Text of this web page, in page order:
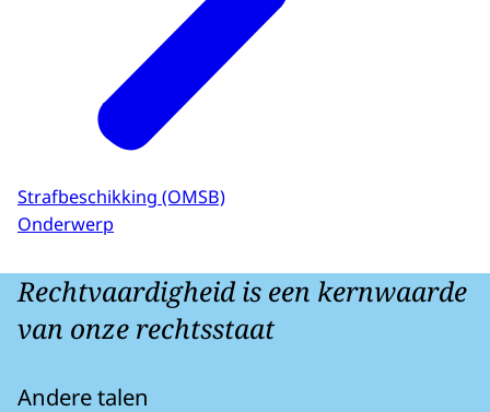
Strafbeschikking (OMSB)
Onderwerp
Rechtvaardigheid is een kernwaarde
van onze rechtsstaat
Andere talen